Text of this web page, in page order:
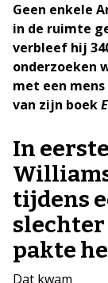
Geen enkele
in de ruimte
verbleef hij
onderzoeken
met een mens
van zijn boek
In
tijdens
slechter
pakte
Dat kwam